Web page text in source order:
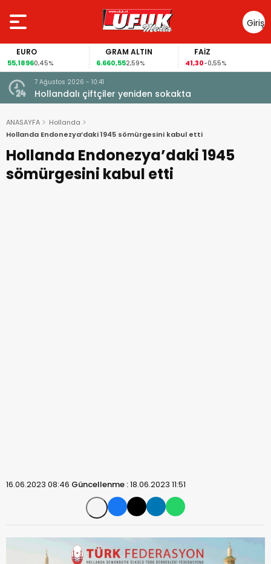
Giriş
Yap
EURO
55,18960,45%
GRAM ALTIN
6.660,552,59%
FAİZ
41,30-0,55%
şoke
7 Ağustos 2026 - 10:41
Hollandalı çiftçiler yeniden sokakta
ANASAYFA
Hollanda
Hollanda Endonezya’daki 1945 sömürgesini kabul etti
Hollanda Endonezya’daki 1945
sömürgesini kabul etti
16.06.2023 08:46 Güncellenme :18.06.2023 11:51